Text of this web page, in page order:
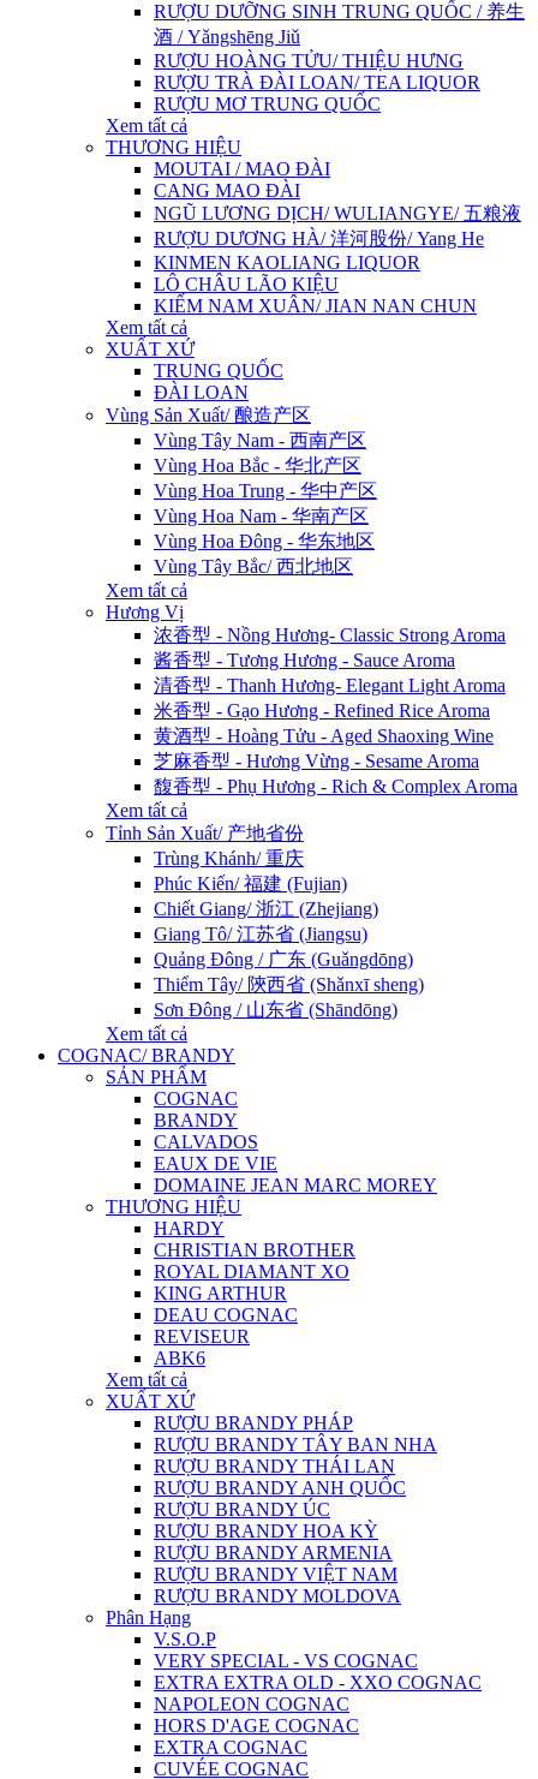
RƯỢU DƯỠNG SINH TRUNG QUỐC / 养生
酒 / Yǎngshēng Jiǔ
RƯỢU HOÀNG TỬU/ THIỆU HƯNG
RƯỢU TRÀ ĐÀI LOAN/ TEA LIQUOR
RƯỢU MƠ TRUNG QUỐC
Xem tất cả
THƯƠNG HIỆU
MOUTAI / MAO ĐÀI
CANG MAO ĐÀI
NGŨ LƯƠNG DỊCH/ WULIANGYE/ 五粮液
RƯỢU DƯƠNG HÀ/ 洋河股份/ Yang He
KINMEN KAOLIANG LIQUOR
LÔ CHÂU LÃO KIỆU
KIẾM NAM XUÂN/ JIAN NAN CHUN
Xem tất cả
XUẤT XỨ
TRUNG QUỐC
ĐÀI LOAN
Vùng Sản Xuất/ 酿造产区
Vùng Tây Nam - 西南产区
Vùng Hoa Bắc - 华北产区
Vùng Hoa Trung - 华中产区
Vùng Hoa Nam - 华南产区
Vùng Hoa Đông - 华东地区
Vùng Tây Bắc/ 西北地区
Xem tất cả
Hương Vị
浓香型 - Nồng Hương- Classic Strong Aroma
酱香型 - Tương Hương - Sauce Aroma
清香型 - Thanh Hương- Elegant Light Aroma
米香型 - Gạo Hương - Refined Rice Aroma
黄酒型 - Hoàng Tửu - Aged Shaoxing Wine
芝麻香型 - Hương Vừng - Sesame Aroma
馥香型 - Phụ Hương - Rich & Complex Aroma
Xem tất cả
Tỉnh Sản Xuất/ 产地省份
Trùng Khánh/ 重庆
Phúc Kiến/ 福建 (Fujian)
Chiết Giang/ 浙江 (Zhejiang)
Giang Tô/ 江苏省 (Jiangsu)
Quảng Đông / 广东 (Guǎngdōng)
Thiểm Tây/ 陝西省 (Shǎnxī sheng)
Sơn Đông / 山东省 (Shāndōng)
Xem tất cả
COGNAC/ BRANDY
SẢN PHẨM
COGNAC
BRANDY
CALVADOS
EAUX DE VIE
DOMAINE JEAN MARC MOREY
THƯƠNG HIỆU
HARDY
CHRISTIAN BROTHER
ROYAL DIAMANT XO
KING ARTHUR
DEAU COGNAC
REVISEUR
ABK6
Xem tất cả
XUẤT XỨ
RƯỢU BRANDY PHÁP
RƯỢU BRANDY TÂY BAN NHA
RƯỢU BRANDY THÁI LAN
RƯỢU BRANDY ANH QUỐC
RƯỢU BRANDY ÚC
RƯỢU BRANDY HOA KỲ
RƯỢU BRANDY ARMENIA
RƯỢU BRANDY VIỆT NAM
RƯỢU BRANDY MOLDOVA
Phân Hạng
V.S.O.P
VERY SPECIAL - VS COGNAC
EXTRA EXTRA OLD - XXO COGNAC
NAPOLEON COGNAC
HORS D'AGE COGNAC
EXTRA COGNAC
CUVÉE COGNAC